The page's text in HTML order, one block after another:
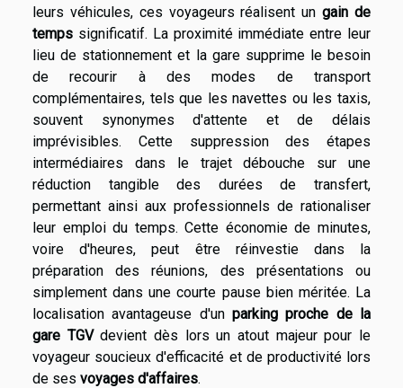
leurs véhicules, ces voyageurs réalisent ungain de
temps significatif. La proximité immédiate entre leur
lieu de stationnement et la gare supprime le besoin
de recourir à des modes de transport
complémentaires, tels que les navettes ou les taxis,
souvent synonymes d'attente et de délais
imprévisibles. Cette suppression des étapes
intermédiaires dans le trajet débouche sur une
réduction tangible des durées de transfert,
permettant ainsi aux professionnels de rationaliser
leur emploi du temps. Cette économie de minutes,
voire d'heures, peut être réinvestie dans la
préparation des réunions, des présentations ou
simplement dans une courte pause bien méritée. La
localisation avantageuse d'un parking proche de la
gare TGVdevient dès lors un atout majeur pour le
voyageur soucieux d'efficacité et de productivité lors
de ses voyages d'affaires.